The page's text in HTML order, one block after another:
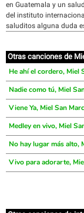
en Guatemala y un
del instituto
saluditos alguna duda
Otras canciones de
He ahí el cordero, Miel
Nadie como tú, Miel
Viene Ya, Miel San
Medley en vivo, Miel
No hay lugar más alto,
Vivo para adorarte,